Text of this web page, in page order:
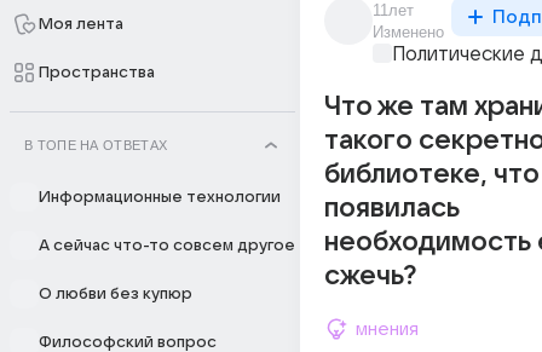
Моя лента
Пространства
В ТОПЕ НА ОТВЕТАХ
Информационные технологии
А сейчас что-то совсем другое
О любви без купюр
Философский вопрос
11лет
Изменено
Политические
Что же там
такого
библиотеке, что
появилась
необходимость
сжечь?
мнения